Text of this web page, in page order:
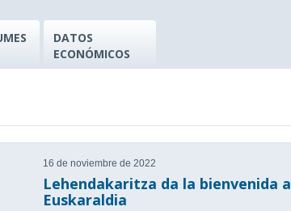
DATOS
ECONÓMICOS
16 de noviembre de 2022
Lehendakaritza da la bienvenida a
Euskaraldia